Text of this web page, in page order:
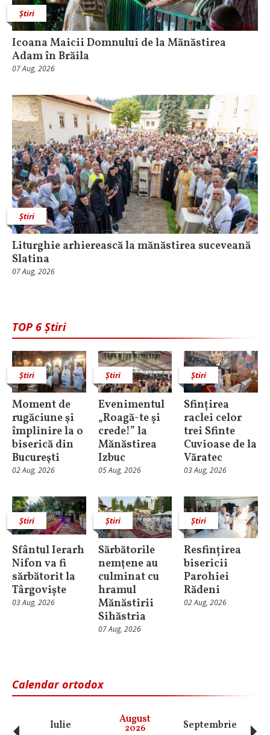
Știri
Icoana Maicii Domnului de la Mănăstirea
Adam în Brăila
07 Aug, 2026
Știri
Liturghie arhierească la mănăstirea suceveană
Slatina
07 Aug, 2026
TOP 6 Știri
Știri
Moment de
rugăciune şi
împlinire la o
biserică din
Bucureşti
02 Aug, 2026
Știri
Evenimentul
„Roagă-te și
crede!” la
Mănăstirea
Izbuc
05 Aug, 2026
Știri
Sfințirea
raclei celor
trei Sfinte
Cuvioase de la
Văratec
03 Aug, 2026
Știri
Sfântul Ierarh
Nifon va fi
sărbătorit la
Târgoviște
03 Aug, 2026
Știri
Sărbătorile
nemţene au
culminat cu
hramul
Mănăstirii
Sihăstria
07 Aug, 2026
Știri
Resfințirea
bisericii
Parohiei
Rădeni
02 Aug, 2026
Calendar ortodox
Iulie August
2026 Septembrie